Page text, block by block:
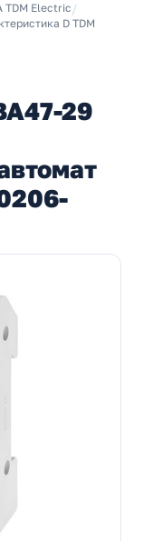
TDM Electric /
D TDM
29